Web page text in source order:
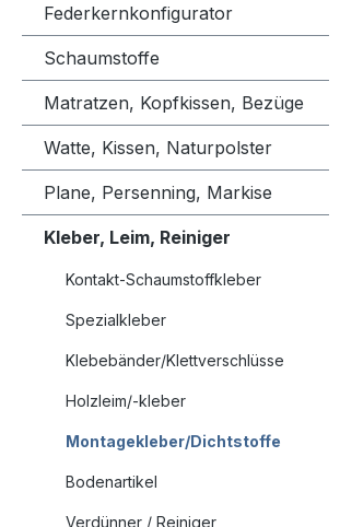
Federkernkonfigurator
Schaumstoffe
Matratzen, Kopfkissen, Bezüge
Watte, Kissen, Naturpolster
Plane, Persenning, Markise
Kleber, Leim, Reiniger
Kontakt-Schaumstoffkleber
Spezialkleber
Klebebänder/Klettverschlüsse
Holzleim/-kleber
Montagekleber/Dichtstoffe
Bodenartikel
Verdünner / Reiniger